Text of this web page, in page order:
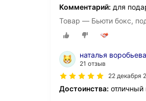
Комментарий: для
Товар — Бьюти бокс,
наталья воробьева
21 отзыв
22 декабря
Достоинства: